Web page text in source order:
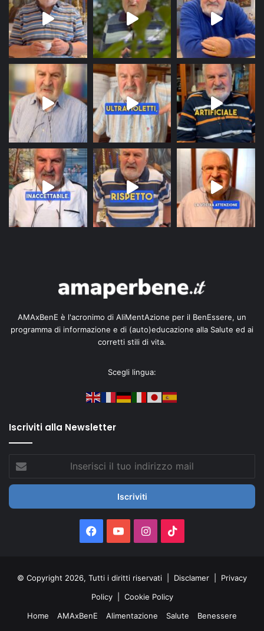
AMAxBenE è l'acronimo di AliMentAzione per il BenEssere, un
programma di informazione e di (auto)educazione alla Salute ed ai
corretti stili di vita.
Scegli lingua:
Iscriviti alla Newsletter
tuo
mail
Facebook
You Instagram
© Copyright 2026, Tutti i diritti riservati | Disclamer
Privacy
Policy
Cookie Policy
Home
AMAxBenE Alimentazione Salute
Benessere